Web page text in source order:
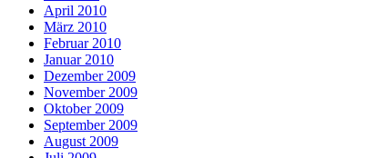
April 2010
März 2010
Februar 2010
Januar 2010
Dezember 2009
November 2009
Oktober 2009
September 2009
August 2009